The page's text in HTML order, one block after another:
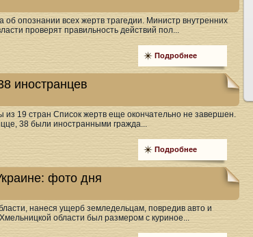
опознании всех жертв трагедии. Министр внутренних
проверят правильность действий пол...
Подробнее
иностранцев
19 стран Список жертв еще окончательно не завершен.
38 были иностранными гражда...
Подробнее
фото дня
нанеся ущерб земледельцам, повредив авто и
области был размером с куриное...